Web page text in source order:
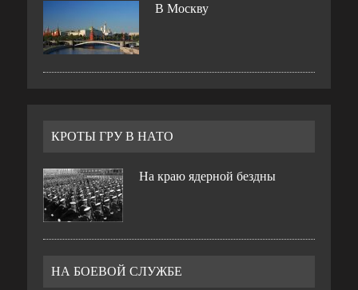
В Москву
КРОТЫ ГРУ В НАТО
На краю ядерной бездны
НА БОЕВОЙ СЛУЖБЕ